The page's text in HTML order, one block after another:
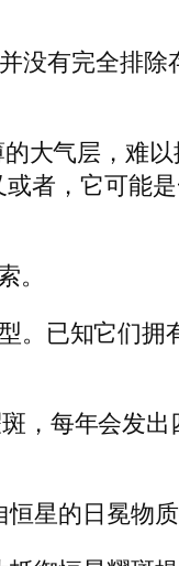
没有完全排
大气层，难
者，它可能
。已知它们
，每年会发
星的日冕物